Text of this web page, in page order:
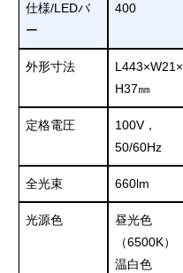
仕様/LEDバ
ー
400
外形寸法
L443×W21×
H37㎜
定格電圧
100V，
50/60Hz
全光束 660lm
光源色
昼光色
（6500K）
温白色